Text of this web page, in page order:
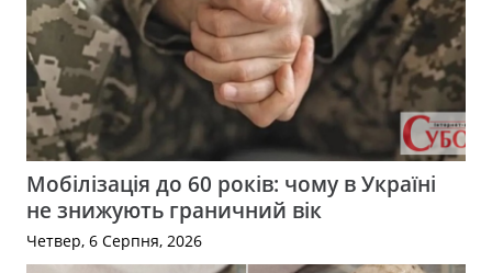
Мобілізація до 60 років: чому в Україні
не знижують граничний вік
Четвер, 6 Серпня, 2026